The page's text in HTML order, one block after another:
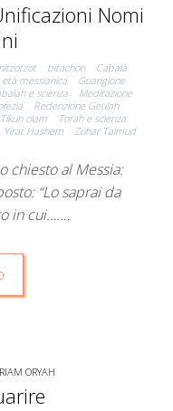
Nomi
bitachon
Cabalà
età messianica
Guarigione
e scienza
Meditazione
Redenzione Geulah
Tikun olam
Torah e scienza
Yirat Hashem
Zohar Talmud
chiesto al Messia:
“Lo saprai da
in cui….…
ORYAH